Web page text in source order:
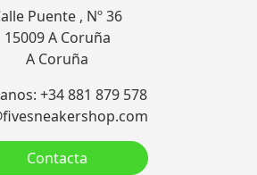
Puente , Nº 36
15009 A Coruña
A Coruña
+34 881 879 578
Contacta